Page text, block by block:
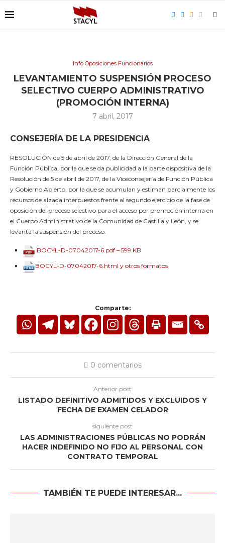
Info Oposiciones Funcionarios
LEVANTAMIENTO SUSPENSIÓN PROCESO
SELECTIVO CUERPO ADMINISTRATIVO
(PROMOCIÓN INTERNA)
7 abril, 2017
CONSEJERÍA DE LA PRESIDENCIA
RESOLUCIÓN de 5 de abril de 2017, de la Dirección General de la
Función Pública, por la que se da publicidad a la parte dispositiva de la
Resolución de 5 de abril de 2017, de la Viceconsejería de Función Pública
y Gobierno Abierto, por la que se acumulan y estiman parcialmente los
recursos de alzada interpuestos frente al segundo ejercicio de la fase de
oposición del proceso selectivo para el acceso por promoción interna en
el Cuerpo Administrativo de la Comunidad de Castilla y León, y se
levanta la suspensión del proceso.
BOCYL-D-07042017-6.pdf – 599 KB
BOCYL-D-07042017-6.html y otros formatos
Comparte:
0 comentarios
Anterior post
LISTADO DEFINITIVO ADMITIDOS Y EXCLUIDOS Y
FECHA DE EXAMEN CELADOR
siguiente post
LAS ADMINISTRACIONES PÚBLICAS NO PODRÁN
HACER INDEFINIDO NO FIJO AL PERSONAL CON
CONTRATO TEMPORAL
TAMBIÉN TE PUEDE INTERESAR...